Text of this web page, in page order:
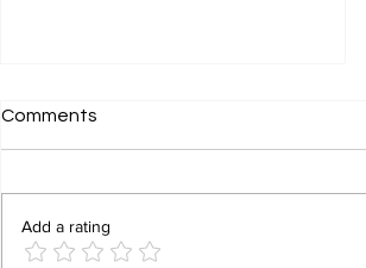
Comments
Add a rating